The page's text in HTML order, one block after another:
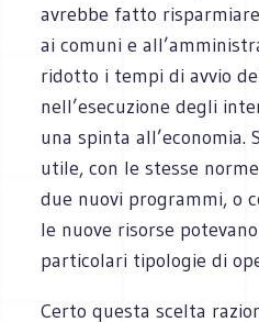
avrebbe fatto
ai comuni e
ridotto i tempi di avvio
nell’esecuzione degli
una spinta
utile, con le stesse
due nuovi programmi, o
le nuove risorse
particolari tipologie di
Certo questa scelta